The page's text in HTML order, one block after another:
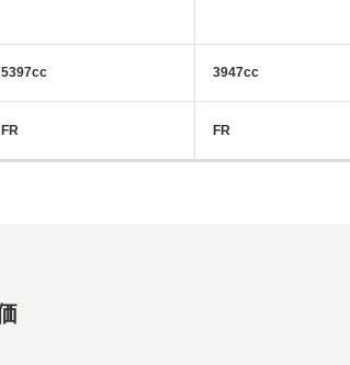
5397cc
FR
3947cc
FR